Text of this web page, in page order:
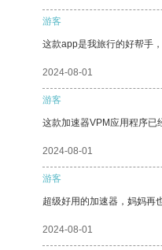
游客
这款app是我旅行的好帮手
2024-08-01
游客
这款加速器VPM应用程序已
2024-08-01
游客
超级好用的加速器，妈妈再
2024-08-01